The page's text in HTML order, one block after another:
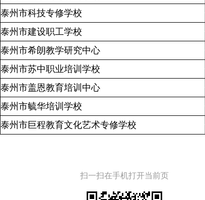
泰州市科技专修学校
泰州市建设职工学校
泰州市希朗教学研究中心
泰州市苏中职业培训学校
泰州市盖恩教育培训中心
泰州市毓华培训学校
泰州市巨程教育文化艺术专修学校
扫一扫在手机打开当前页